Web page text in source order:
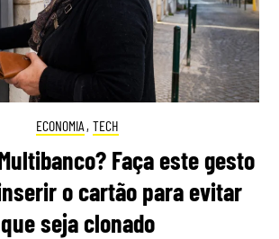
ECONOMIA , TECH
Faça este gesto
o cartão para evitar
que seja clonado